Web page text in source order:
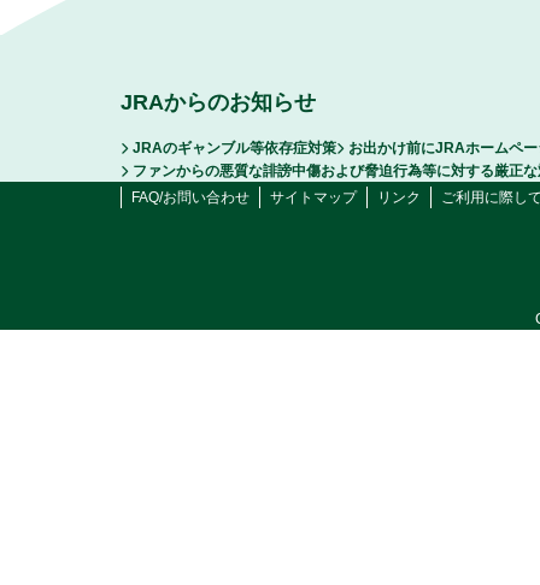
JRAからのお知らせ
JRAのギャンブル等依存症対策
お出かけ前にJRAホームペ
ファンからの悪質な誹謗中傷および脅迫行為等に対する厳正
FAQ/お問い合わせ
サイトマップ リンク ご利用に際し